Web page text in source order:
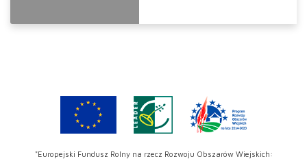
"Europejski Fundusz Rolny na rzecz Rozwoju Obszarów Wiejskich: